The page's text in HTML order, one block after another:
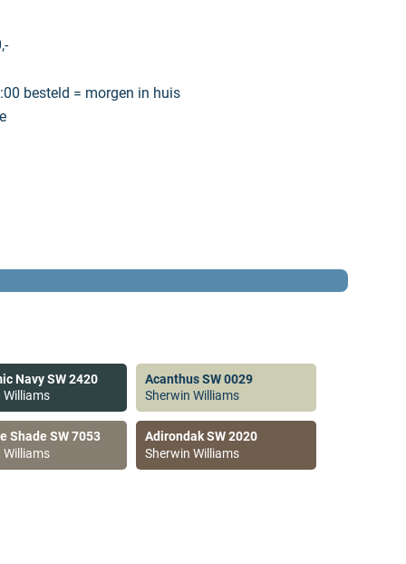
besteld = morgen in huis
Navy SW 2420
Williams
Acanthus SW 0029
Sherwin Williams
Shade SW 7053
Williams
Adirondak SW 2020
Sherwin Williams